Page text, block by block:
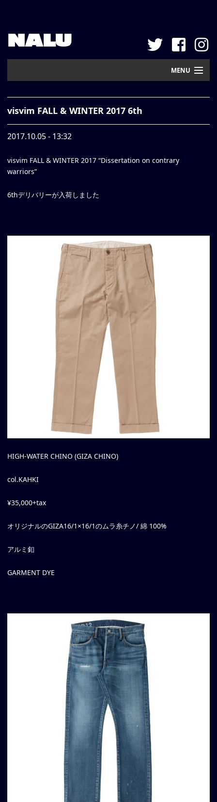
NALU
MENU
New Arrival
Pickup
Mail Order
visvim FALL & WINTER 2017 6th
2017.10.05 - 13:32
visvim FALL & WINTER 2017 “Dissertation on contrary
warriors”
6thデリバリーが入荷しました
HIGH-WATER CHINO (GIZA CHINO)
col.KAHKI
¥35,000+tax
オリジナルのGIZA16/1×16/1のムラ糸チノ/ 綿 100%
アルミ釦
GARMENT DYE